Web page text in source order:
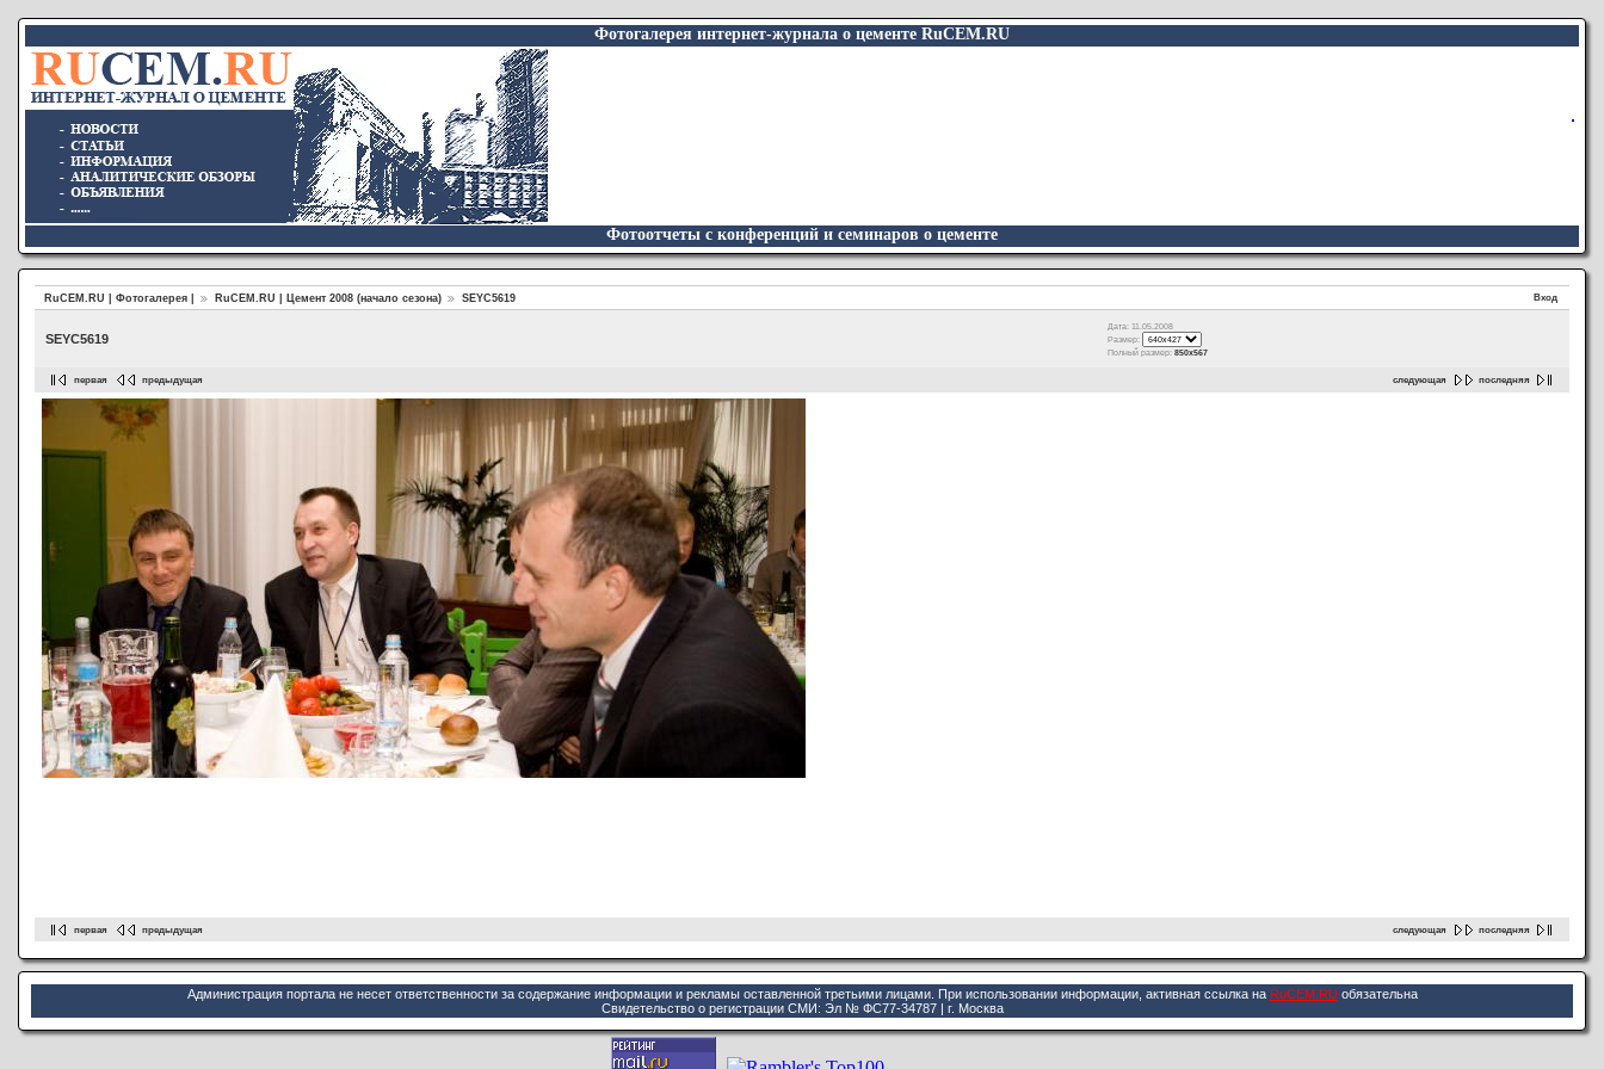
Фотогалерея интернет-журнала о цементе RuCEM.RU
Фотоотчеты с конференций и семинаров о цементе
Вход
RuCEM.RU | Фотогалерея | RuCEM.RU | Цемент 2008 (начало сезона) SEYC5619
SEYC5619
Дата: 11.05.2008
Размер:
Полный размер: 850x567
следующая последняя
первая предыдущая
следующая последняя
первая предыдущая
Администрация портала не несет ответственности за содержание информации и рекламы оставленной третьими лицами. При использовании информации, активная ссылка на RuCEM.RU обязательна
Cвидетельство о регистрации СМИ: Эл № ФС77-34787 | г. Москва